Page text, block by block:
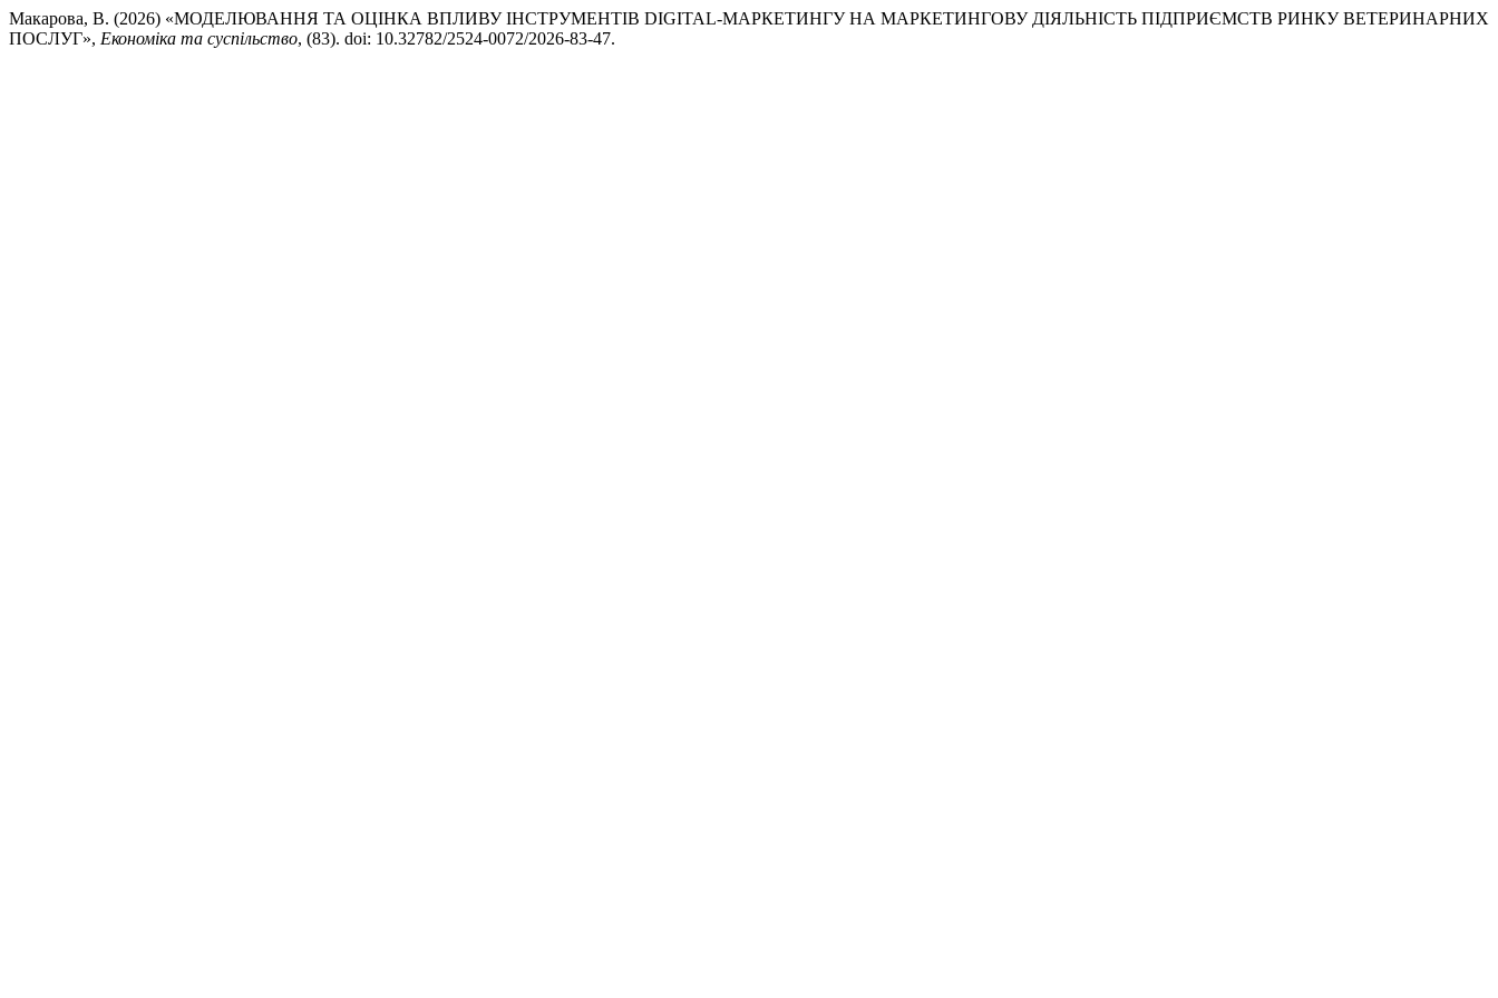
Макарова, В. (2026) «МОДЕЛЮВАННЯ ТА ОЦІНКА ВПЛИВУ ІНСТРУМЕНТІВ DIGITAL-МАРКЕТИНГУ НА МАРКЕТИНГОВУ ДІЯЛЬНІСТЬ ПІДПРИЄМСТВ РИНКУ ВЕТЕРИНАРНИХ
ПОСЛУГ», Економіка та суспільство, (83). doi: 10.32782/2524-0072/2026-83-47.